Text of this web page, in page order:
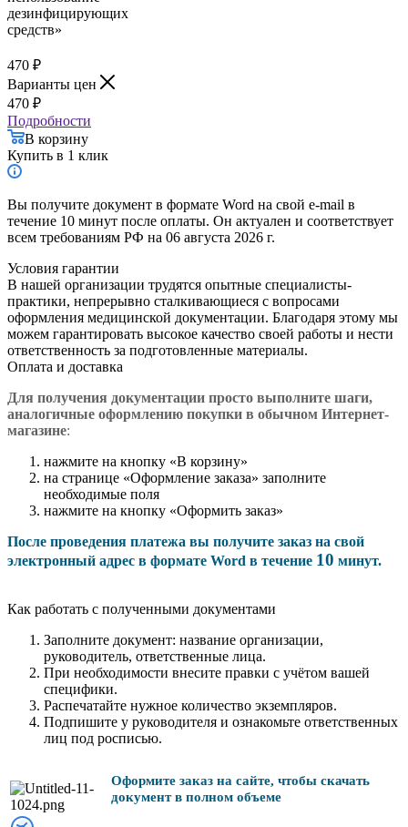
470 ₽
Варианты цен
470 ₽
Подробности
В корзину
Купить в 1 клик
Вы получите документ в формате Word на свой e-mail в
течение 10 минут после оплаты. Он актуален и соответствует
всем требованиям РФ на 06 августа 2026 г.
Условия гарантии
В нашей организации трудятся опытные специалисты-
практики, непрерывно сталкивающиеся с вопросами
оформления медицинской документации. Благодаря этому мы
можем гарантировать высокое качество своей работы и нести
ответственность за подготовленные материалы.
Оплата и доставка
Для получения документации просто выполните шаги,
аналогичные оформлению покупки в обычном Интернет-
магазине:
нажмите на кнопку «В корзину»
на странице «Оформление заказа» заполните
необходимые поля
нажмите на кнопку «Оформить заказ»
После проведения платежа вы получите заказ на свой
электронный адрес в формате Word в течение 10 минут.
Как работать с полученными документами
Заполните документ: название организации,
руководитель, ответственные лица.
При необходимости внесите правки с учётом вашей
специфики.
Распечатайте нужное количество экземпляров.
Подпишите у руководителя и ознакомьте ответственных
лиц под росписью.
Оформите заказ на сайте, чтобы скачать
документ в полном объеме